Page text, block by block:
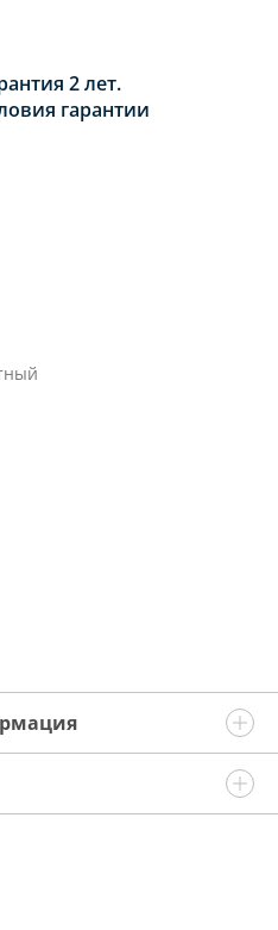
2 лет.
гарантии